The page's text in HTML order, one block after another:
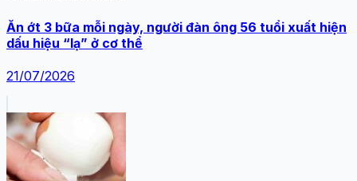
Ăn ớt 3 bữa mỗi ngày, người đàn ông 56 tuổi xuất hiện
dấu hiệu “lạ” ở cơ thể
21/07/2026